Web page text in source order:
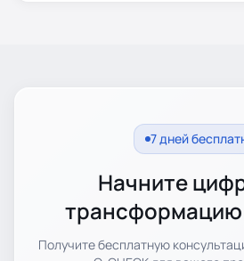
7 дней
Начните
трансформацию
Получите бесплатную